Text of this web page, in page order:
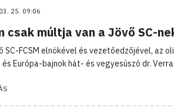
25. 09:06
csak múltja van a Jövő SC-
SC-FCSM elnökével és vezetőedzőjével, az
Európa-bajnok hát- és vegyesúszó dr.